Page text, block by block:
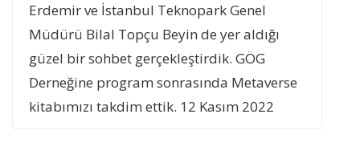
Erdemir ve İstanbul Teknopark Genel
Müdürü Bilal Topçu Beyin de yer aldığı
güzel bir sohbet gerçekleştirdik. GÖG
Derneğine program sonrasında Metaverse
kitabımızı takdim ettik. 12 Kasım 2022